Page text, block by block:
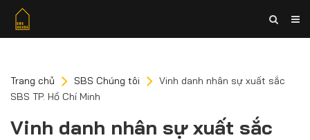
Trang chủ SBS Chúng tôi
Vinh danh nhân sự xuất sắc
SBS TP. Hồ Chí Minh
Vinh danh nhân sự xuất sắc